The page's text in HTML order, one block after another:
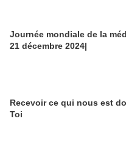
Journée mondiale de la
21 décembre 2024|
Recevoir ce qui nous est
Toi